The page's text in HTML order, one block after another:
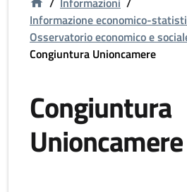
Informazione economico-
Osservatorio economico e
Congiuntura Unioncamere
Congiuntura
Unioncamere